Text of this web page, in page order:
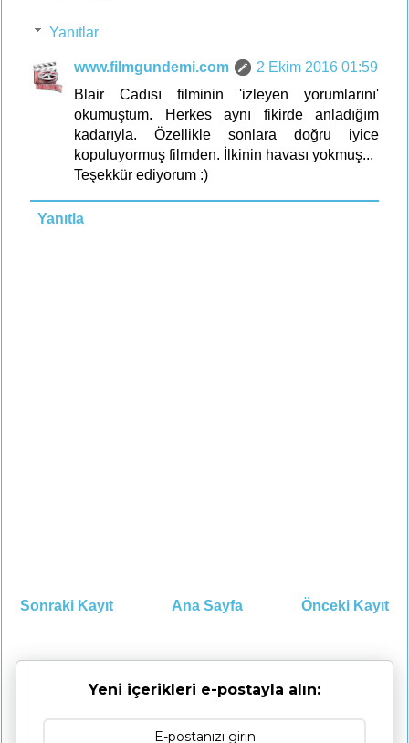
Yanıtlar
www.filmgundemi.com
2 Ekim 2016 01:59
Blair Cadısı filminin 'izleyen yorumlarını'
okumuştum. Herkes aynı fikirde anladığım
kadarıyla. Özellikle sonlara doğru iyice
kopuluyormuş filmden. İlkinin havası yokmuş...
Teşekkür ediyorum :)
Yanıtla
Sonraki Kayıt Önceki Kayıt
Ana Sayfa
Yeni içerikleri e-postayla alın: